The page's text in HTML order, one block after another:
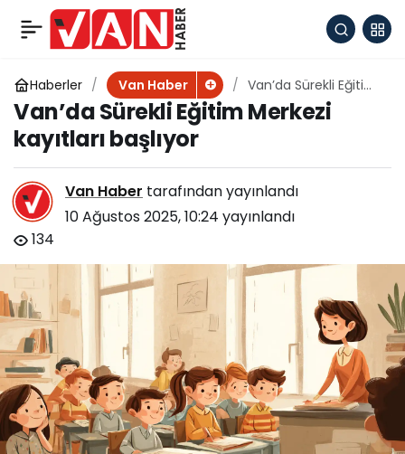
Haberler Van Haber
Van’da Sürekli Eğitim
Merkezi kayıtları
başlıyor
Van’da Sürekli Eğitim Merkezi
kayıtları başlıyor
Van Haber tarafından yayınlandı
10 Ağustos 2025, 10:24 yayınlandı
134
Ereksiyon Problemi
Nedir?
Paylaş